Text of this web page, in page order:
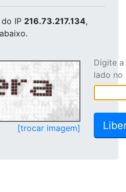
do IP 216.73.217.134,
[trocar imagem]
Digite
lado no